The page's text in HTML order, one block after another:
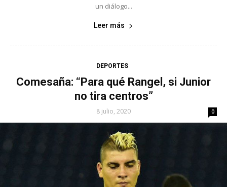
un diálogo...
Leer más
DEPORTES
Comesaña: “Para qué Rangel, si Junior
no tira centros”
8 julio, 2020 0